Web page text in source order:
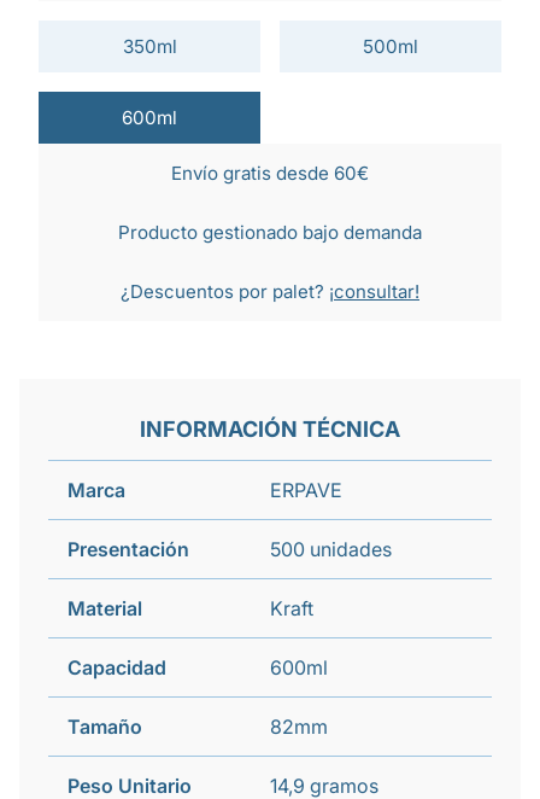
350ml 500ml
600ml
Envío gratis desde 60€
Producto gestionado bajo demanda
¿Descuentos por palet? ¡consultar!
INFORMACIÓN TÉCNICA
Marca ERPAVE
Presentación 500 unidades
Material Kraft
Capacidad 600ml
Tamaño 82mm
Peso Unitario 14,9 gramos